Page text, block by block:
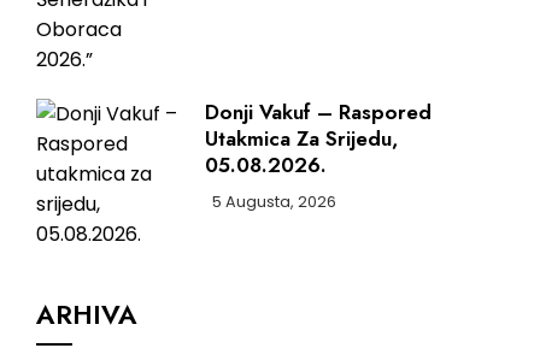
Donji Vakuf – Raspored
Utakmica Za Srijedu,
05.08.2026.
5 Augusta, 2026
ARHIVA